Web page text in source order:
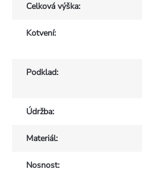
Celková výška:
Kotvení:
Podklad:
Údržba:
Materiál:
Nosnost: